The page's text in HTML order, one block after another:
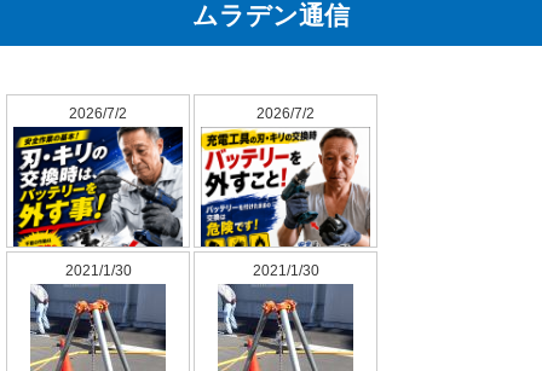
ムラデン通信
2026/7/2 2026/7/2
2021/1/30 2021/1/30